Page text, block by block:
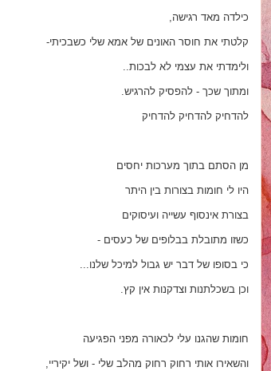
כילדה מאד רגישה,
קלטתי את חוסר האונים של אמא שלי כשבכיתי-
ולימדתי את עצמי לא לבכות..
ומתוך שכך - להפסיק להרגיש.
להדחיק להדחיק להדחיק
מן הסתם בתוך מערכות יחסים
היו לי חומות בצורות בין היתר
בצורת אינסוף עשייה ועיסוקים
כשזו מתובלת בבלופים של כעסים -
כי בסופו של דבר יש גבול למיכל שלנו...
וכן בשכלתנות וצדקנות אין קץ.
חומות שהגנו עלי לכאורה מפני הפגיעה
והשאירו אותי רחוק רחוק מהלב שלי - ושל יקיריי,